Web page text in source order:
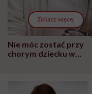
Zobacz więcej
Nie móc zostać przy
chorym dziecku w
może chyba tylko
głupota i brak